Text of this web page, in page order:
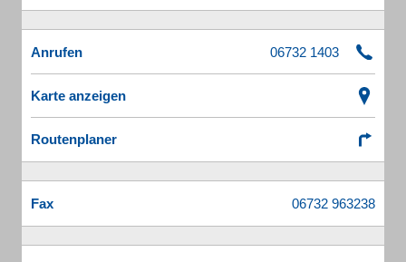
Anrufen
Karte anzeigen
Routenplaner
Fax